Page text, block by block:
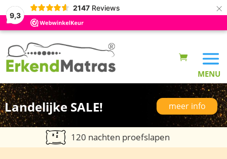
9,3
2147 Reviews ×
Landelijke SALE! meer info
120 nachten proefslapen